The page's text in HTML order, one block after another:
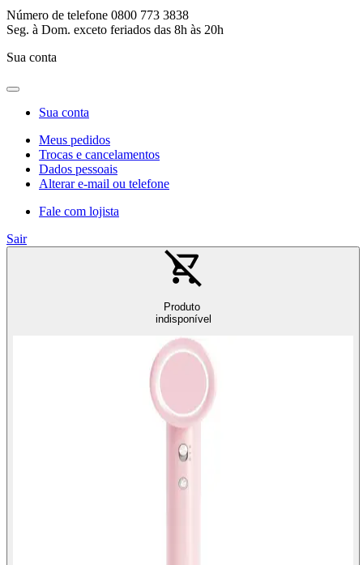
Número de telefone 0800 773 3838
Seg. à Dom. exceto feriados das 8h às 20h
Sua conta
Sua conta
Meus pedidos
Trocas e cancelamentos
Dados pessoais
Alterar e-mail ou telefone
Fale com lojista
Sair
Produto
indisponível